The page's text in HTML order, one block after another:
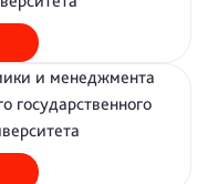
и менеджмента
государственного